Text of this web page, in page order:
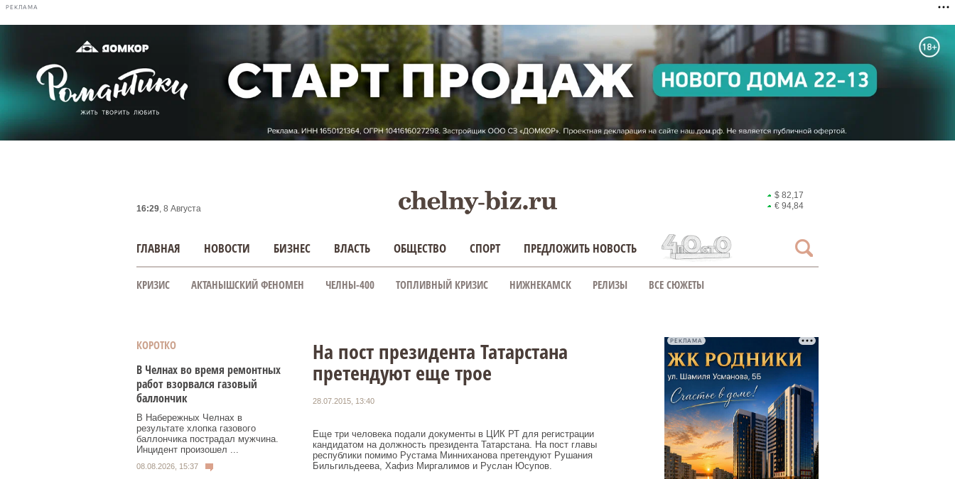
РЕКЛАМА
16:29, 8 Августа
$ 82,17
€ 94,84
ГЛАВНАЯ НОВОСТИ БИЗНЕС ВЛАСТЬ ОБЩЕСТВО СПОРТ ПРЕДЛОЖИТЬ НОВОСТЬ
КРИЗИС АКТАНЫШСКИЙ ФЕНОМЕН ЧЕЛНЫ-400 ТОПЛИВНЫЙ КРИЗИС НИЖНЕКАМСК РЕЛИЗЫ ВСЕ СЮЖЕТЫ
КОРОТКО
В Челнах во время ремонтных
работ взорвался газовый
баллончик
В Набережных Челнах в
результате хлопка газового
баллончика пострадал мужчина.
Инцидент произошел ...
08.08.2026, 15:37
На пост президента Татарстана
претендуют еще трое
28.07.2015, 13:40
Еще три человека подали документы в ЦИК РТ для регистрации
кандидатом на должность президента Татарстана. На пост главы
республики помимо Рустама Минниханова претендуют Рушания
Бильгильдеева, Хафиз Миргалимов и Руслан Юсупов.
РЕКЛАМА